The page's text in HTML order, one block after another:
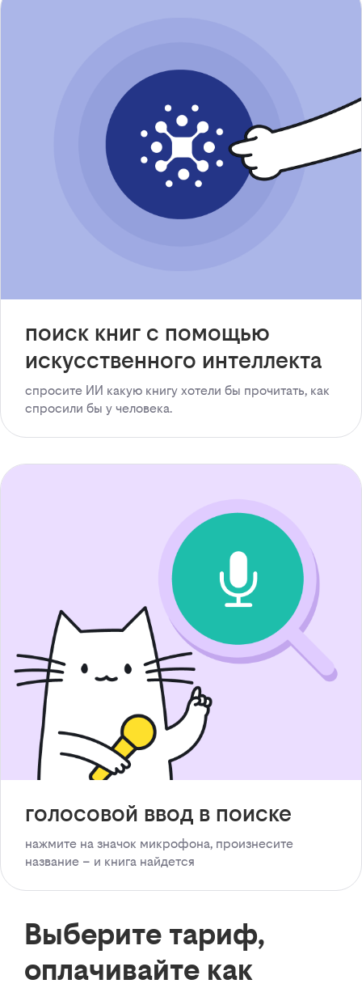
поиск книг с помощью
искусственного интеллекта
спросите ИИ какую книгу хотели бы прочитать, как
спросили бы у человека.
голосовой ввод в поиске
нажмите на значок микрофона, произнесите
название – и книга найдется
Выберите тариф,
оплачивайте как